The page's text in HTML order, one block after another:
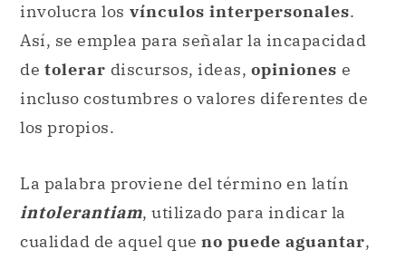
involucra los vínculos interpersonales.
Así, se emplea para señalar la incapacidad
de tolerar discursos, ideas, opiniones e
incluso costumbres o valores diferentes de
los propios.
La palabra proviene del término en latín
intolerantiam, utilizado para indicar la
cualidad de aquel que no puede aguantar,